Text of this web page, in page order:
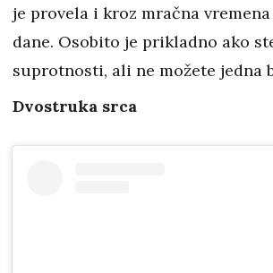
je provela i kroz mračna
dane. Osobito je prikladno ako
suprotnosti, ali ne možete jedna
Dvostruka srca